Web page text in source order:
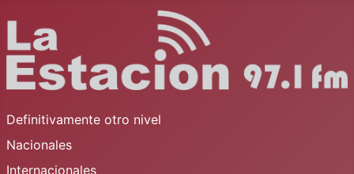
Definitivamente otro nivel
Nacionales
Internacionales